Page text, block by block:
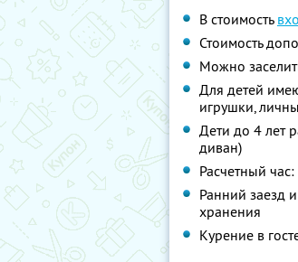
В стоимость
Стоимость
Можно
Для детей
игрушки,
Дети до 4 лет
диван)
Расчетный
Ранний заезд
хранения
Курение в